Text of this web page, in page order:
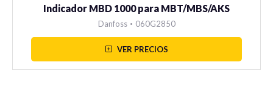
Indicador MBD 1000 para MBT/MBS/AKS
Danfoss • 060G2850
VER PRECIOS